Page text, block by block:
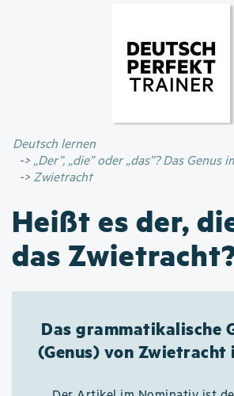
Inhalt
Deutsch lernen
„Der”, „die” oder „das”? Das Genus
Zwietracht
Heißt es der,
das
Das grammatikalische
(Genus) von